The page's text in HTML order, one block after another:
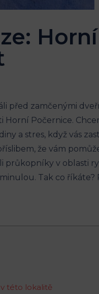
před zamčenými
Počernice.
a stres, když vás
že vám
průkopníky v oblasti
Tak co říkáte?
této lokalitě